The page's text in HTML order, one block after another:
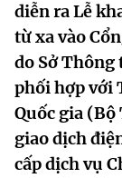
Chức năng
Cơ cấu tổ
Lịch sử phát
Sở Khoa
Tin tức sự kiện
Khoa học và
Đổi mới
Chuyển đổi
Dịch vụ công
Hệ thống văn
Văn bản
MST IOFFICE
diễn ra Lễ
từ xa vào
do Sở
phối hợp với
Quốc gia (Bộ
giao dịch
cấp dịch vụ